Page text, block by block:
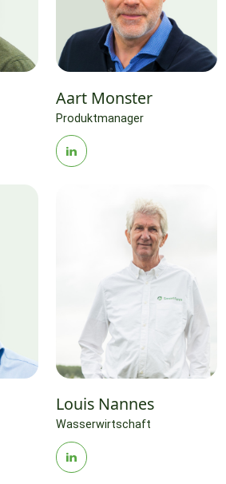
Aart Monster
Produktmanager
Louis Nannes
Wasserwirtschaft